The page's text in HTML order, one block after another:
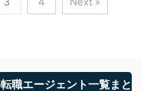
職エージェント一覧まと